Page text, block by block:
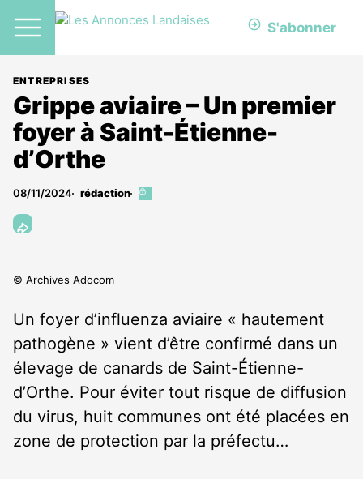
S'abonner
ENTREPRISES
Grippe aviaire – Un premier
foyer à Saint-Étienne-
d’Orthe
08/11/2024 rédaction
Cet
© Archives Adocom
Un foyer d’influenza aviaire « hautement
pathogène » vient d’être confirmé dans un
élevage de canards de Saint-Étienne-
d’Orthe. Pour éviter tout risque de diffusion
du virus, huit communes ont été placées en
zone de protection par la préfectu…